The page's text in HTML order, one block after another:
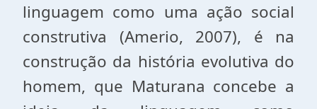
linguagem como uma ação social
construtiva (Amerio, 2007), é na
construção da história evolutiva do
homem, que Maturana concebe a